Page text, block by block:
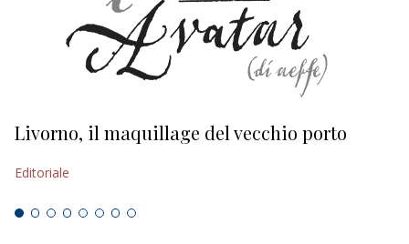
Livorno, il maquillage del vecchio porto
Editoriale